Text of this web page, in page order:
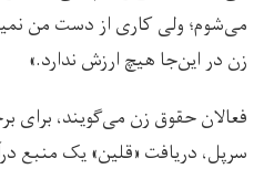
می‌شوم؛ ولی کاری از دست من
زن در این‌جا هیچ ارزش ندارد.»
فعالان حقوق زن می‌گویند، برای
سرپل، دریافت «قلین» یک